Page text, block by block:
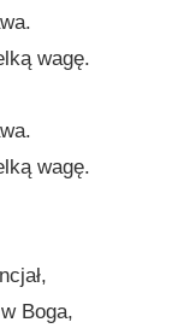
wagę.
wagę.
Boga,